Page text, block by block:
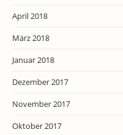
April 2018
März 2018
Januar 2018
Dezember 2017
November 2017
Oktober 2017